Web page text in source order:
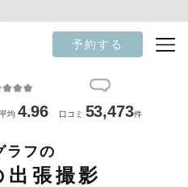
予約する
均 4.96 口コミ 53,473件
ラフの
張撮影